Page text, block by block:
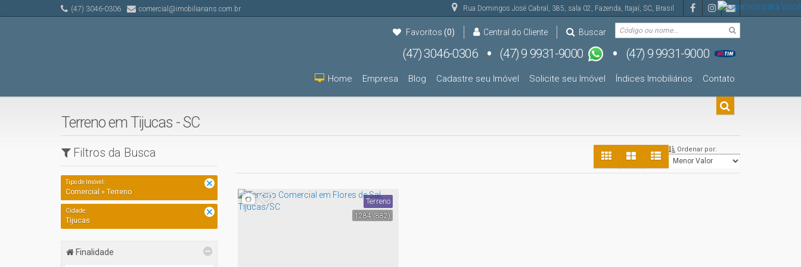
Rua Domingos José Cabral , 385, sala 02, Fazenda, Itajaí, SC, Brasil
(47) 3046-0306 comercial@imobiliarians.com.br
Buscar
Central do Cliente
Favoritos (0)
(47) 9 9931-9000 (47) 9 9931-9000
Contato
Índices Imobiliários
Solicite seu Imóvel
Cadastre seu Imóvel
Blog
Empresa
Home
Terreno em Tijucas - SC
Filtros da Busca
Tipo de Imóvel:
Comercial » Terreno
Cidade:
Tijucas
Finalidade
Ordenar por:
1284 (882)
Terreno